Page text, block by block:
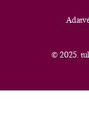
© 2025.